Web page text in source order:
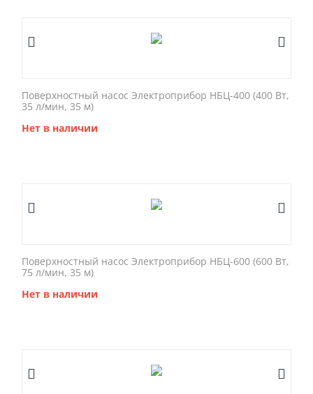
Поверхностный насос Электроприбор НБЦ-400 (400 Вт,
35 л/мин, 35 м)
Нет в наличии
Поверхностный насос Электроприбор НБЦ-600 (600 Вт,
75 л/мин, 35 м)
Нет в наличии